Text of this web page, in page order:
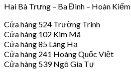
Hai Bà Trưng – Ba Đình – Hoàn Kiếm
Cửa hàng 524 Trường Trinh
Cửa hàng 102 Kim Mã
Cửa hàng 85 Láng Hạ
Cửa hàng 241 Hoàng Quốc Việt
Cửa hàng 539 Ngô Gia Tự